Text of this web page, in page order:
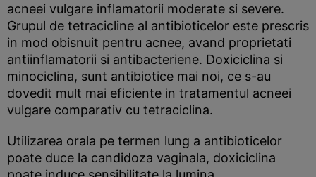
acneei vulgare inflamatorii moderate si severe.
Grupul de tetracicline al antibioticelor este prescris
in mod obisnuit pentru acnee, avand proprietati
antiinflamatorii si antibacteriene. Doxiciclina si
minociclina, sunt antibiotice mai noi, ce s-au
dovedit mult mai eficiente in tratamentul acneei
vulgare comparativ cu tetraciclina.
Utilizarea orala pe termen lung a antibioticelor
poate duce la candidoza vaginala, doxiciclina